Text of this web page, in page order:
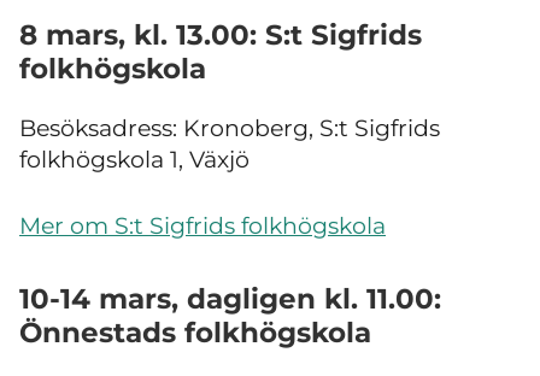
8 mars, kl. 13.00: S:t Sigfrids
folkhögskola
Besöksadress: Kronoberg, S:t Sigfrids
folkhögskola 1, Växjö
Mer om S:t Sigfrids folkhögskola
10-14 mars, dagligen kl. 11.00:
Önnestads folkhögskola